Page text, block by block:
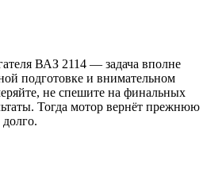
ВАЗ 2114 — задача вполне
подготовке и внимательном
не спешите на финальных
Тогда мотор вернёт прежнюю